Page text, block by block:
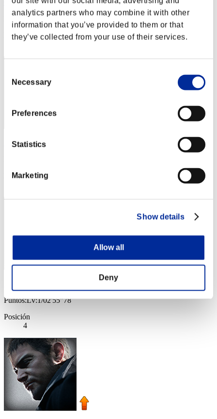
analytics partners who may combine it with other
information that you’ve provided to them or that
they’ve collected from your use of their services.
Selection
Necessary
Preferences
Statistics
Marketing
Show details
Allow all
Deny
Centurion
Puntos:Lv:1/01'51"38
Posición
2
SEBA
Posición
Puntos:Lv:1/02'55"78
Posición
4